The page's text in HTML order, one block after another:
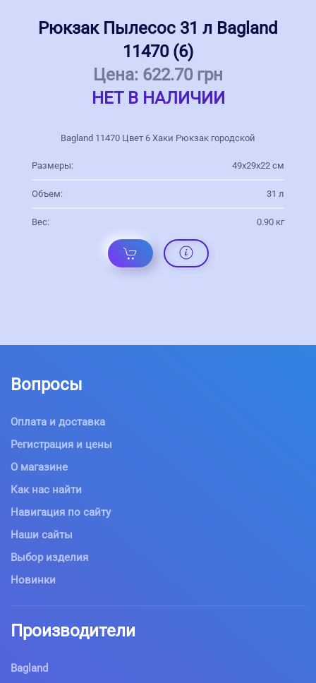
Рюкзак Пылесос 31 л Bagland
11470 (6)
Цена: 622.70 грн
НЕТ В НАЛИЧИИ
Bagland 11470 Цвет 6 Хаки Рюкзак городской
Размеры: 49x29x22 см
Объем: 31 л
Вес: 0.90 кг
Вопросы
Оплата и доставка
Регистрация и цены
О магазине
Как нас найти
Навигация по сайту
Наши сайты
Выбор изделия
Новинки
Производители
Bagland